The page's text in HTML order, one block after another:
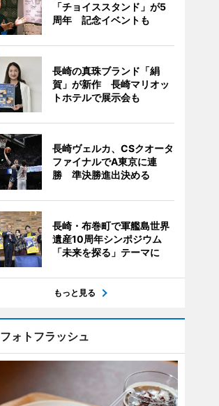
「チョイススタンド」が5
周年 記念イベントも
長崎の真珠ブランド「絹
賀」が新作 長崎マリオッ
トホテルで展示会も
長崎ヴェルカ、CSクオータ
ファイナルでA東京に連
勝 準決勝進出決める
長崎・布巻町で軍艦島世界
遺産10周年シンポジウム
「未来を探る」テーマに
もっと見る
フォトフラッシュ